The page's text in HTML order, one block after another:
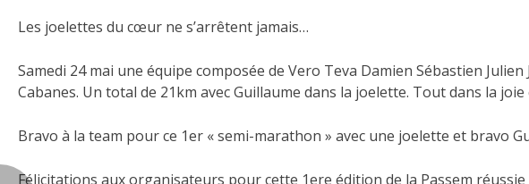
Les joelettes du cœur ne s’arrêtent jamais…
Samedi 24 mai une équipe composée de Vero Teva Damien Sébastien
Cabanes. Un total de 21km avec Guillaume dans la joelette. Tout dans la
Bravo à la team pour ce 1er « semi-marathon » avec une joelette et bravo
Félicitations aux organisateurs pour cette 1ere édition de la Passem réussie